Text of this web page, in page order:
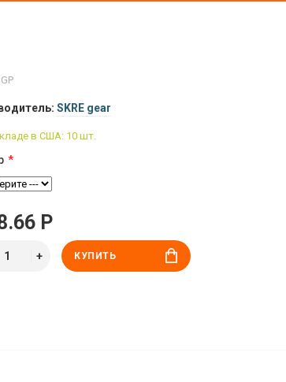
SKRE gear
в США: 10 шт.
Р
КУПИТЬ